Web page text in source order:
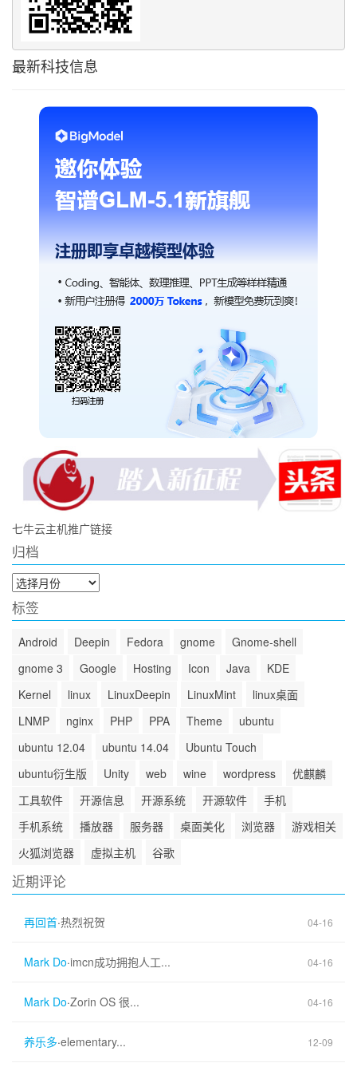
最新科技信息
七牛云主机推广链接
归档
归
档
标签
Android Deepin Fedora gnome
Gnome-shell
gnome 3
Google Hosting Icon Java
KDE
Kernel
linux LinuxDeepin LinuxMint
linux桌面
LNMP
nginx PHP PPA Theme
ubuntu
ubuntu 12.04
ubuntu 14.04
Ubuntu Touch
ubuntu衍生版
Unity web wine wordpress
优麒麟
工具软件
开源信息 开源系统 开源软件
手机
手机系统
播放器 服务器 桌面美化 浏览器
游戏相关
火狐浏览器
虚拟主机 谷歌
近期评论
再回首·热烈祝贺 04-16
Mark Do·imcn成功拥抱人工... 04-16
Mark Do·Zorin OS 很... 04-16
养乐多·elementary... 12-09